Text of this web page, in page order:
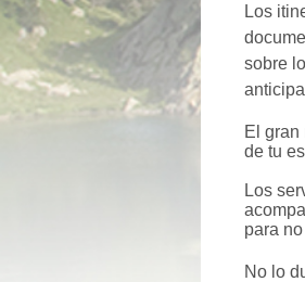
Los
sobre
El
de tu
Los
para
No lo